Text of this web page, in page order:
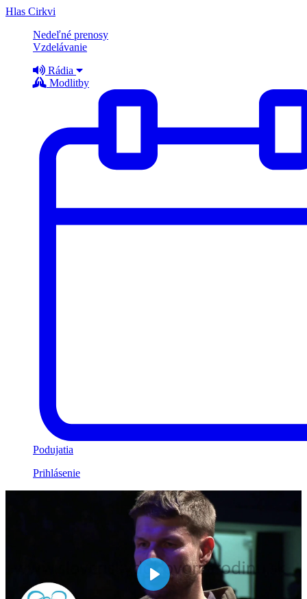
Hlas Cirkvi
Nedeľné prenosy
Vzdelávanie
Rádia
Modlitby
Podujatia
Prihlásenie
Play